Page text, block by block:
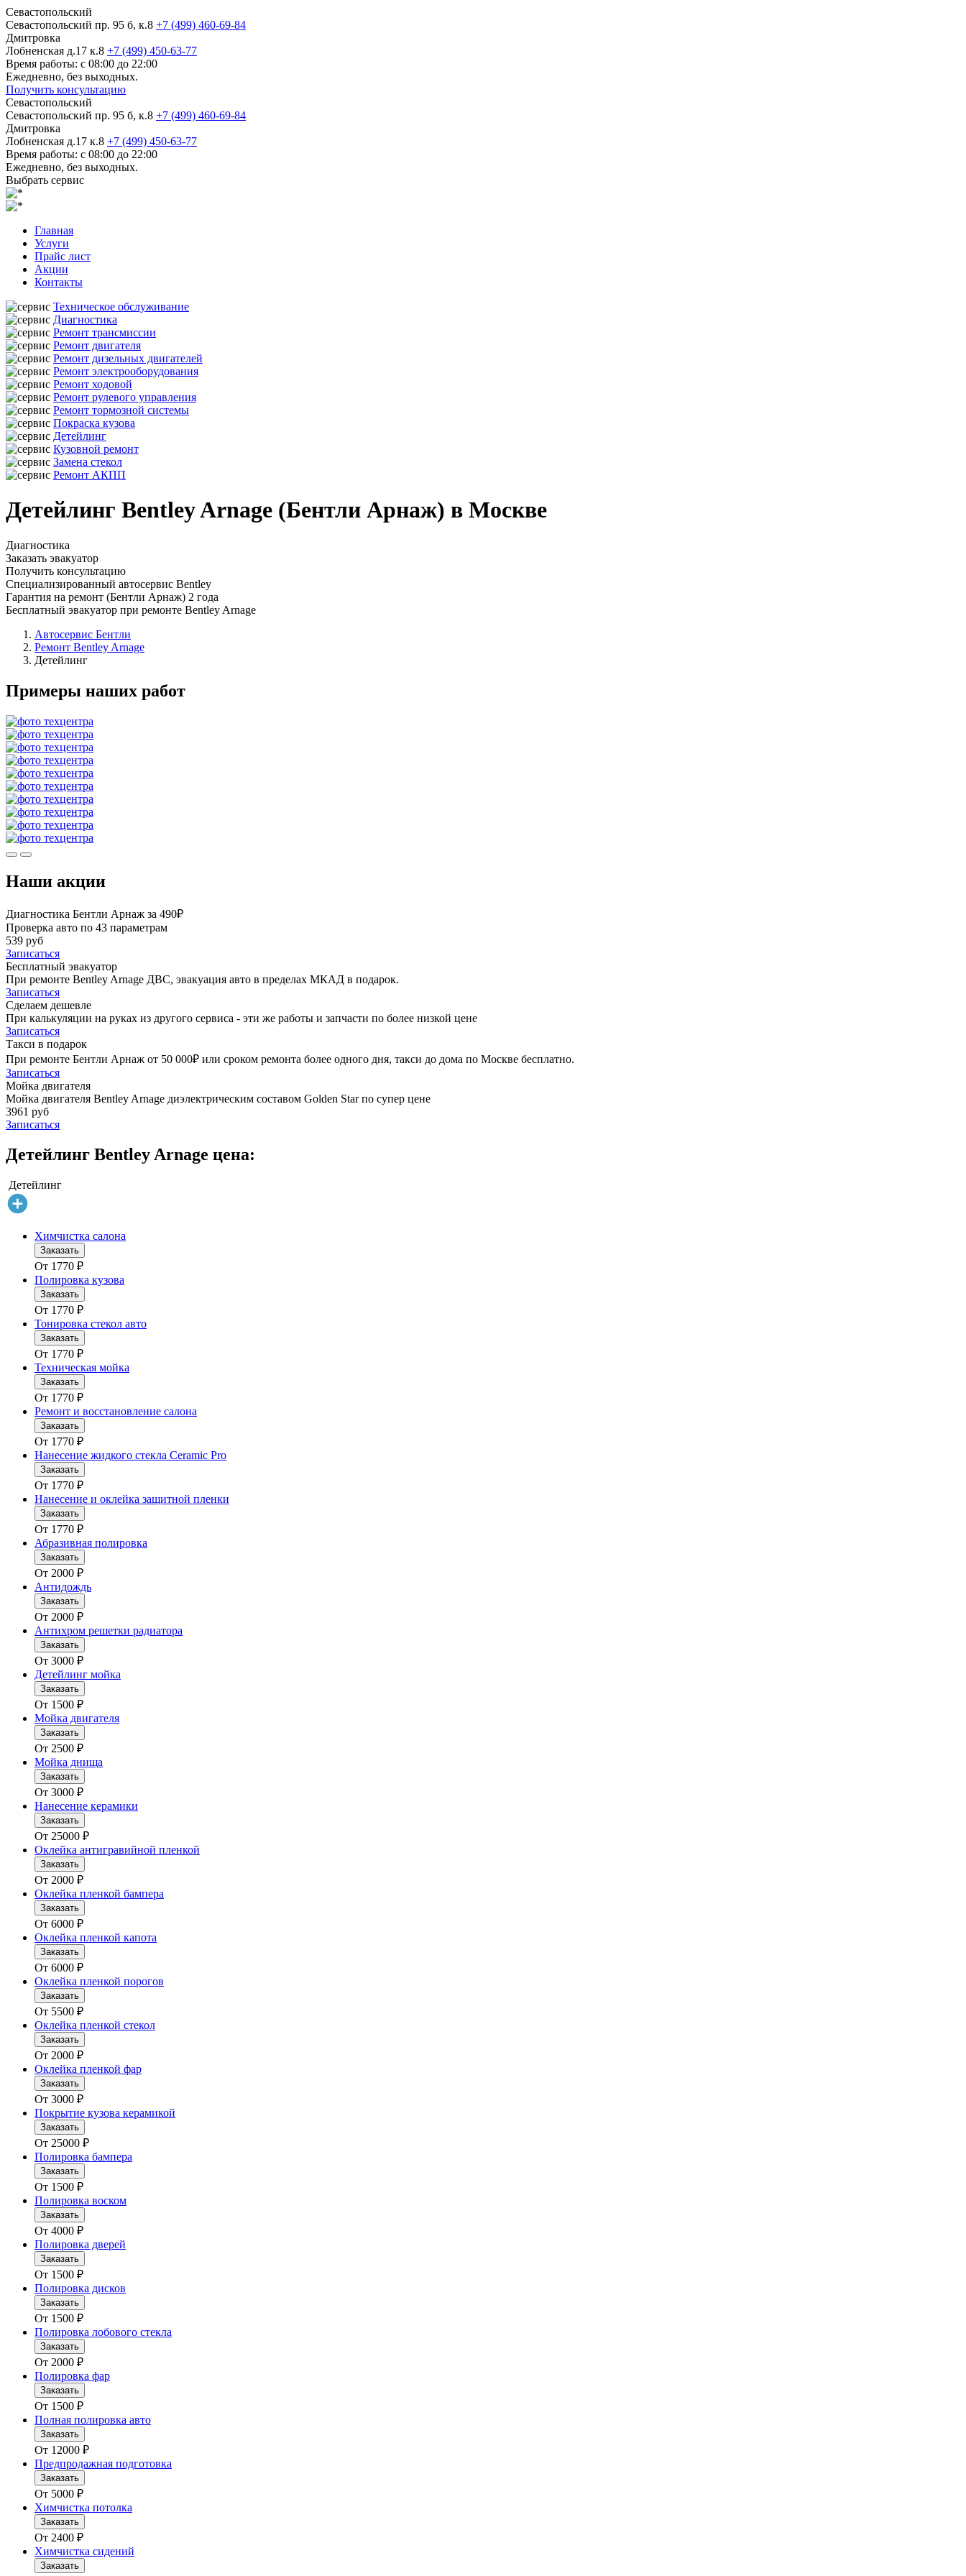
Севастопольский
Севастопольский пр. 95 б, к.8 +7 (499) 460-69-84
Дмитровка
Лобненская д.17 к.8 +7 (499) 450-63-77
Время работы: с 08:00 до 22:00
Ежедневно, без выходных.
Получить консультацию
Севастопольский
Севастопольский пр. 95 б, к.8 +7 (499) 460-69-84
Дмитровка
Лобненская д.17 к.8 +7 (499) 450-63-77
Время работы: с 08:00 до 22:00
Ежедневно, без выходных.
Выбрать сервис
Главная
Услуги
Прайс лист
Акции
Контакты
Техническое обслуживание
Диагностика
Ремонт трансмиссии
Ремонт двигателя
Ремонт дизельных двигателей
Ремонт электрооборудования
Ремонт ходовой
Ремонт рулевого управления
Ремонт тормозной системы
Покраска кузова
Детейлинг
Кузовной ремонт
Замена стекол
Ремонт АКПП
Детейлинг Bentley Arnage (Бентли Арнаж) в Москве
Диагностика
Заказать эвакуатор
Получить консультацию
Специализированный автосервис Bentley
Гарантия на ремонт (Бентли Арнаж) 2 года
Бесплатный эвакуатор при ремонте Bentley Arnage
Автосервис Бентли
Ремонт Bentley Arnage
Детейлинг
Примеры наших работ
Наши акции
Диагностика Бентли Арнаж за 490₽
Проверка авто по 43 параметрам
539 руб
Записаться
Бесплатный эвакуатор
При ремонте Bentley Arnage ДВС, эвакуация авто в пределах МКАД в подарок.
Записаться
Сделаем дешевле
При калькуляции на руках из другого сервиса - эти же работы и запчасти по более низкой цене
Записаться
Такси в подарок
При ремонте Бентли Арнаж от 50 000₽ или сроком ремонта более одного дня, такси до дома по Москве бесплатно.
Записаться
Мойка двигателя
Мойка двигателя Bentley Arnage диэлектрическим составом Golden Star по супер цене
3961 руб
Записаться
Детейлинг Bentley Arnage цена:
Детейлинг
Химчистка салона
Заказать
От 1770 ₽
Полировка кузова
Заказать
От 1770 ₽
Тонировка стекол авто
Заказать
От 1770 ₽
Техническая мойка
Заказать
От 1770 ₽
Ремонт и восстановление салона
Заказать
От 1770 ₽
Нанесение жидкого стекла Ceramic Pro
Заказать
От 1770 ₽
Нанесение и оклейка защитной пленки
Заказать
От 1770 ₽
Абразивная полировка
Заказать
От 2000 ₽
Антидождь
Заказать
От 2000 ₽
Антихром решетки радиатора
Заказать
От 3000 ₽
Детейлинг мойка
Заказать
От 1500 ₽
Мойка двигателя
Заказать
От 2500 ₽
Мойка днища
Заказать
От 3000 ₽
Нанесение керамики
Заказать
От 25000 ₽
Оклейка антигравийной пленкой
Заказать
От 2000 ₽
Оклейка пленкой бампера
Заказать
От 6000 ₽
Оклейка пленкой капота
Заказать
От 6000 ₽
Оклейка пленкой порогов
Заказать
От 5500 ₽
Оклейка пленкой стекол
Заказать
От 2000 ₽
Оклейка пленкой фар
Заказать
От 3000 ₽
Покрытие кузова керамикой
Заказать
От 25000 ₽
Полировка бампера
Заказать
От 1500 ₽
Полировка воском
Заказать
От 4000 ₽
Полировка дверей
Заказать
От 1500 ₽
Полировка дисков
Заказать
От 1500 ₽
Полировка лобового стекла
Заказать
От 2000 ₽
Полировка фар
Заказать
От 1500 ₽
Полная полировка авто
Заказать
От 12000 ₽
Предпродажная подготовка
Заказать
От 5000 ₽
Химчистка потолка
Заказать
От 2400 ₽
Химчистка сидений
Заказать